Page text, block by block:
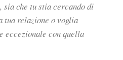
, sia che tu stia cercando di
tua relazione o voglia
eccezionale con quella